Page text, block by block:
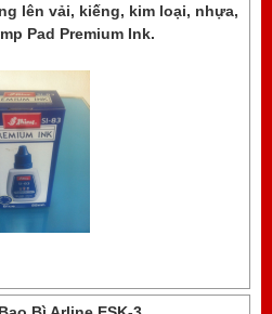
lên vải, kiếng, kim loại, nhựa,
Pad Premium Ink.